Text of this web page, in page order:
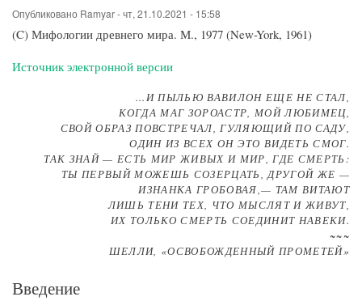
Опубликовано Ramyar-чт, 21.10.2021 - 15:58
(C) Мифологии древнего мира. М., 1977 (New-York, 1961)
Источник электронной версии
...И ПЫЛЬЮ ВАВИЛОН ЕЩЕ НЕ СТАЛ,
КОГДА МАГ ЗОРОАСТР, МОЙ ЛЮБИМЕЦ,
СВОЙ ОБРАЗ ПОВСТРЕЧАЛ, ГУЛЯЮЩИЙ ПО САДУ,
ОДИН ИЗ ВСЕХ ОН ЭТО ВИДЕТЬ СМОГ.
ТАК ЗНАЙ — ЕСТЬ МИР ЖИВЫХ И МИР, ГДЕ СМЕРТЬ:
ТЫ ПЕРВЫЙ МОЖЕШЬ СОЗЕРЦАТЬ, ДРУГОЙ ЖЕ —
ИЗНАНКА ГРОБОВАЯ,— ТАМ ВИТАЮТ
ЛИШЬ ТЕНИ ТЕХ, ЧТО МЫСЛЯТ И ЖИВУТ,
ИХ ТОЛЬКО СМЕРТЬ СОЕДИНИТ НАВЕКИ.
~~~
ШЕЛЛИ, «ОСВОБОЖДЕННЫЙ ПРОМЕТЕЙ»
Введение